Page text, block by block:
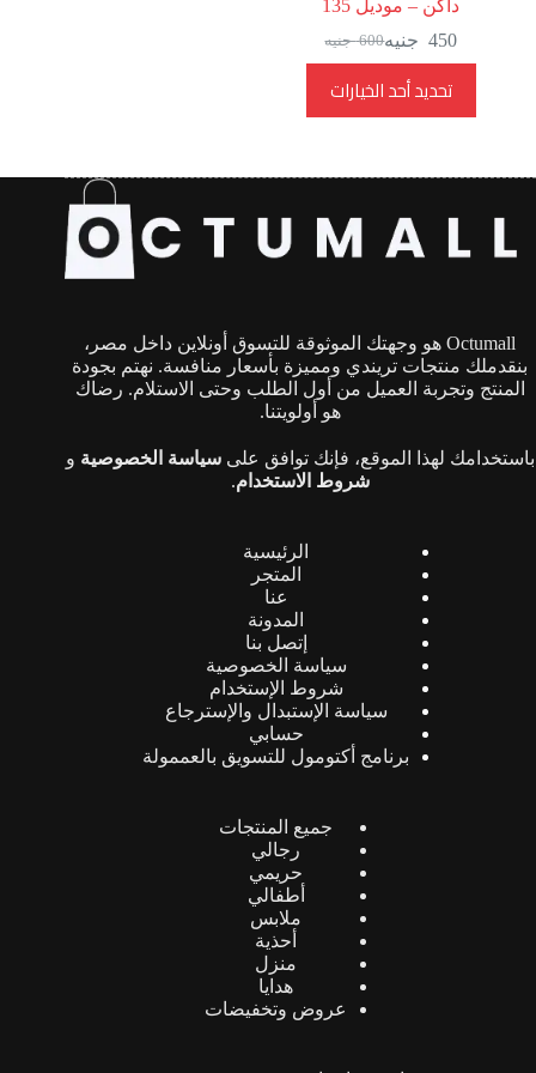
داكن – موديل 135
600 جنيهالسعر
هو:
600
450 جنيهالسعر
هو:
450
تحديد أحد الخيارات
العديد
من
يمكن
اختيار
المنتج
Octumall هو وجهتك الموثوقة للتسوق أونلاين داخل مصر،
بنقدملك منتجات تريندي ومميزة بأسعار منافسة. نهتم بجودة
المنتج وتجربة العميل من أول الطلب وحتى الاستلام. رضاك
هو أولويتنا.
باستخدامك لهذا الموقع، فإنك توافق علىسياسة الخصوصية و
شروط الاستخدام.
الرئيسية
المتجر
عنا
المدونة
إتصل بنا
سياسة الخصوصية
شروط الإستخدام
سياسة الإستبدال والإسترجاع
حسابي
برنامج أكتومول للتسويق بالعممولة
جميع المنتجات
رجالي
حريمي
أطفالي
ملابس
أحذية
منزل
هدايا
عروض وتخفيضات